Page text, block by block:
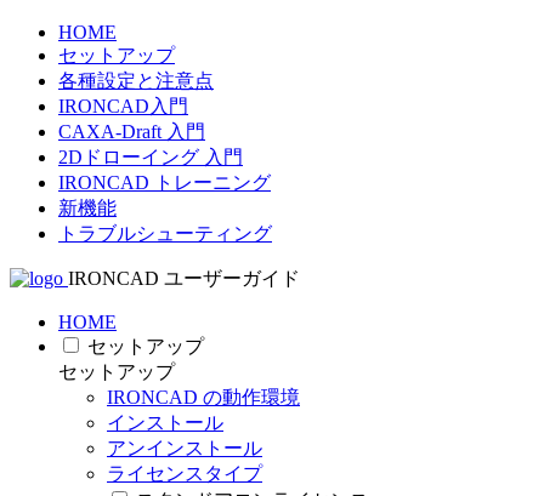
HOME
セットアップ
各種設定と注意点
IRONCAD入門
CAXA-Draft 入門
2Dドローイング 入門
IRONCAD トレーニング
新機能
トラブルシューティング
IRONCAD ユーザーガイド
HOME
セットアップ
セットアップ
IRONCAD の動作環境
インストール
アンインストール
ライセンスタイプ